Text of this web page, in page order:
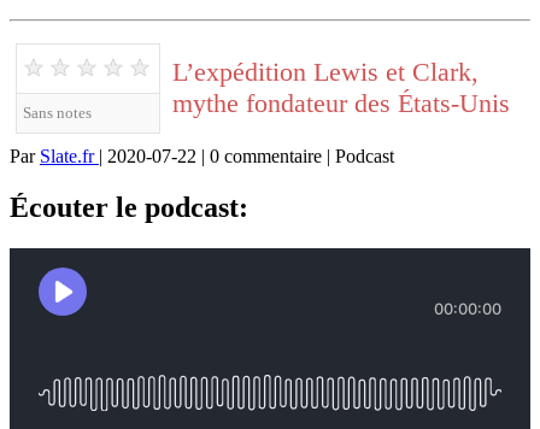
★ ★ ★ ★ ★
Sans notes
L’expédition Lewis et Clark,
mythe fondateur des États-Unis
Par Slate.fr | 2020-07-22 | 0 commentaire | Podcast
Écouter le podcast: